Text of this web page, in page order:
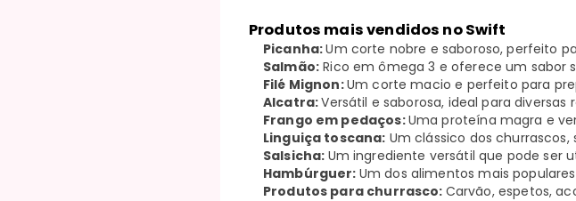
Produtos mais vendidos no Swift
Picanha:Um corte nobre e saboroso, perfeito
Salmão: Rico em ômega 3 e oferece um sabor
Filé Mignon:Um corte macio e perfeito para
Alcatra:Versátil e saborosa, ideal para diversas
Frango em pedaços:Uma proteína magra e
Linguiça toscana: Um clássico dos
Salsicha: Um ingrediente versátil que pode ser
Hambúrguer: Um dos alimentos mais
Produtos para churrasco: Carvão, espetos,